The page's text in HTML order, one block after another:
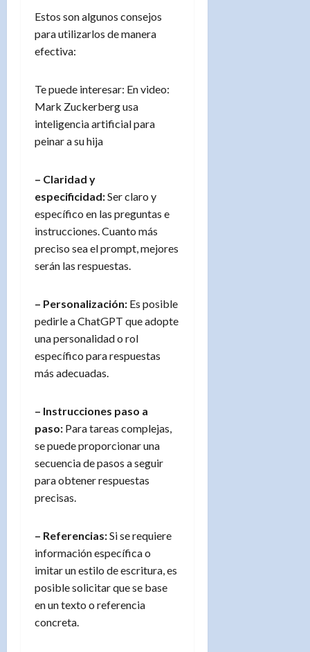
Estos son algunos consejos
para utilizarlos de manera
efectiva:
Te puede interesar: En video:
Mark Zuckerberg usa
inteligencia artificial para
peinar a su hija
– Claridad y
especificidad:Ser claro y
específico en las preguntas e
instrucciones. Cuanto más
preciso sea el prompt, mejores
serán las respuestas.
– Personalización: Es posible
pedirle a ChatGPT que adopte
una personalidad o rol
específico para respuestas
más adecuadas.
– Instrucciones paso a
paso: Para tareas complejas,
se puede proporcionar una
secuencia de pasos a seguir
para obtener respuestas
precisas.
– Referencias:Si se requiere
información específica o
imitar un estilo de escritura, es
posible solicitar que se base
en un texto o referencia
concreta.